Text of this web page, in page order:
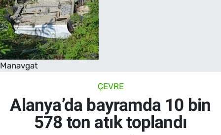
Manavgat
ÇEVRE
Alanya’da bayramda 10 bin
578 ton atık toplandı